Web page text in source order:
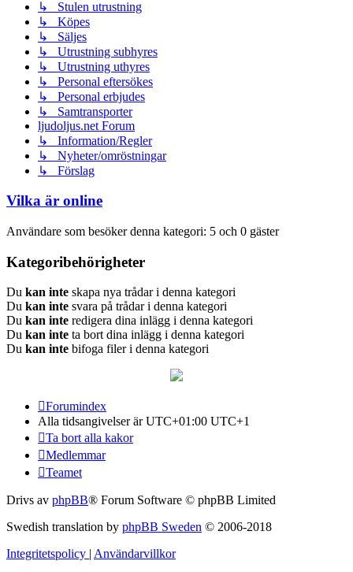
↳ Stulen utrustning
↳ Köpes
↳ Säljes
↳ Utrustning subhyres
↳ Utrustning uthyres
↳ Personal eftersökes
↳ Personal erbjudes
↳ Samtransporter
ljudoljus.net Forum
↳ Information/Regler
↳ Nyheter/omröstningar
↳ Förslag
Vilka är online
Användare som besöker denna kategori: 5 och 0 gäster
Kategoribehörigheter
Du kan inte skapa nya trådar i denna kategori
Du kan inte svara på trådar i denna kategori
Du kan inte redigera dina inlägg i denna kategori
Du kan inte ta bort dina inlägg i denna kategori
Du kan inte bifoga filer i denna kategori
Forumindex
Alla tidsangivelser är UTC+01:00 UTC+1
Ta bort alla kakor
Medlemmar
Teamet
Drivs av phpBB® Forum Software © phpBB Limited
Swedish translation by phpBB Sweden © 2006-2018
Integritetspolicy Användarvillkor